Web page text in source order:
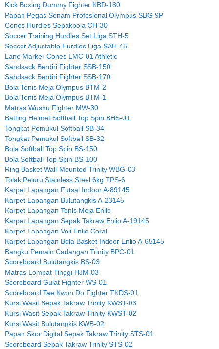
Kick Boxing Dummy Fighter KBD-180
Papan Pegas Senam Profesional Olympus SBG-9P
Cones Hurdles Sepakbola CH-30
Soccer Training Hurdles Set Liga STH-5
Soccer Adjustable Hurdles Liga SAH-45
Lane Marker Cones LMC-01 Athletic
Sandsack Berdiri Fighter SSB-150
Sandsack Berdiri Fighter SSB-170
Bola Tenis Meja Olympus BTM-2
Bola Tenis Meja Olympus BTM-1
Matras Wushu Fighter MW-30
Batting Helmet Softball Top Spin BHS-01
Tongkat Pemukul Softball SB-34
Tongkat Pemukul Softball SB-32
Bola Softball Top Spin BS-150
Bola Softball Top Spin BS-100
Ring Basket Wall-Mounted Trinity WBG-03
Tolak Peluru Stainless Steel 6kg TPS-6
Karpet Lapangan Futsal Indoor A-89145
Karpet Lapangan Bulutangkis A-23145
Karpet Lapangan Tenis Meja Enlio
Karpet Lapangan Sepak Takraw Enlio A-19145
Karpet Lapangan Voli Enlio Coral
Karpet Lapangan Bola Basket Indoor Enlio A-65145
Bangku Pemain Cadangan Trinity BPC-01
Scoreboard Bulutangkis BS-03
Matras Lompat Tinggi HJM-03
Scoreboard Gulat Fighter WS-01
Scoreboard Tae Kwon Do Fighter TKDS-01
Kursi Wasit Sepak Takraw Trinity KWST-03
Kursi Wasit Sepak Takraw Trinity KWST-02
Kursi Wasit Bulutangkis KWB-02
Papan Skor Digital Sepak Takraw Trinity STS-01
Scoreboard Sepak Takraw Trinity STS-02